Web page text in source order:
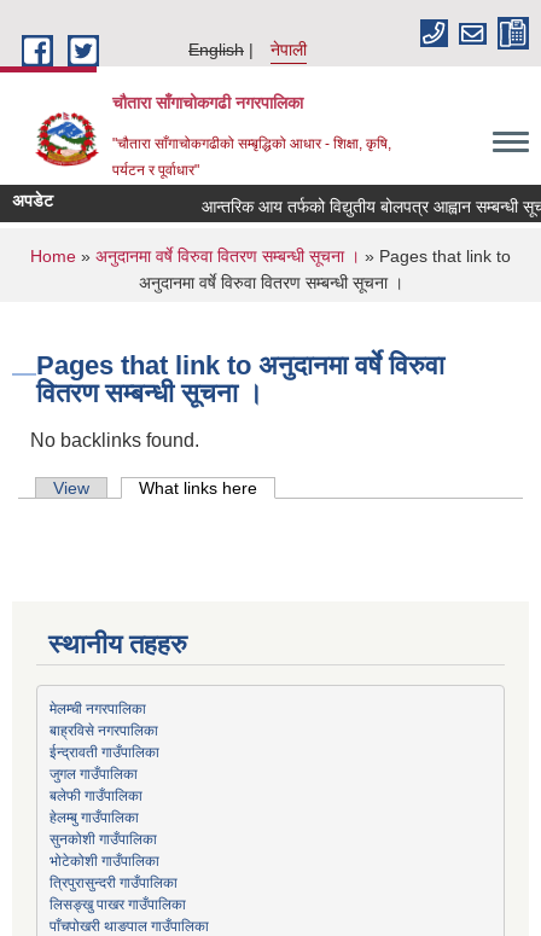
English
नेपाली
चौतारा साँगाचोकगढी नगरपालिका
"चौतारा साँगाचोकगढीको सम्बृद्धिको आधार - शिक्षा, कृषि,
पर्यटन र पूर्वाधार"
अपडेट आन्तरिक आय तर्फको विद्युतीय बोलपत्र आह्वान सम्बन्धी सूचना
You are here
Home » अनुदानमा वर्षे विरुवा वितरण सम्बन्धी सूचना । » Pages that link to
अनुदानमा वर्षे विरुवा वितरण सम्बन्धी सूचना ।
Pages that link to अनुदानमा वर्षे विरुवा
वितरण सम्बन्धी सूचना ।
No backlinks found.
Primary tabs
View What links here
स्थानीय तहहरु
मेलम्ची नगरपालिका
बाह्रविसे नगरपालिका
ईन्द्रावती गाउँपालिका
जुगल गाउँपालिका
बलेफी गाउँपालिका
हेलम्बु गाउँपालिका
सुनकोशी गाउँपालिका
भोटेकोशी गाउँपालिका
त्रिपुरासुन्दरी गाउँपालिका
लिसङ्खु पाखर गाउँपालिका
पाँचपोखरी थाङपाल गाउँपालिका